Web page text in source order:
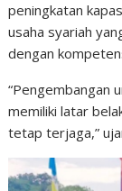
peningkatan
usaha syariah
dengan
“Pengembangan
memiliki latar
tetap terjaga,”